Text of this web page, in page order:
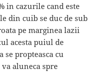
in cazurile cand este
din cuib se duc de sub
pe marginea lazii
acesta puiul de
se propteasca cu
aluneca spre